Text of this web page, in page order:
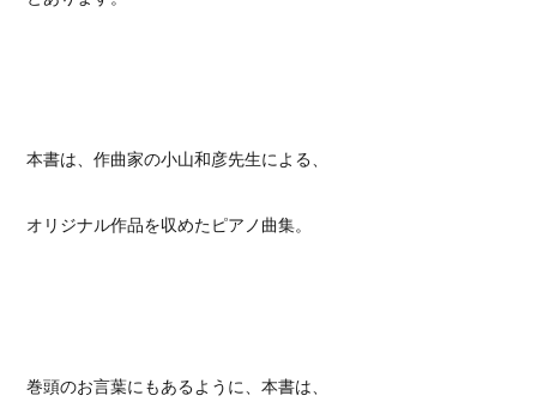
本書は、作曲家の小山和彦先生による、
オリジナル作品を収めたピアノ曲集。
巻頭のお言葉にもあるように、本書は、